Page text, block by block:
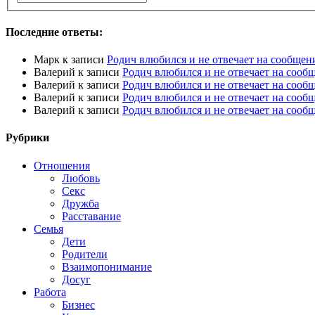
Последние ответы:
Марк к записи Родич влюбился и не отвечает на
Валерий к записи Родич влюбился и не отвечает на
Валерий к записи Родич влюбился и не отвечает на
Валерий к записи Родич влюбился и не отвечает на
Валерий к записи Родич влюбился и не отвечает на
Рубрики
Отношения
Любовь
Секс
Дружба
Расставание
Семья
Дети
Родители
Взаимопонимание
Досуг
Работа
Бизнес